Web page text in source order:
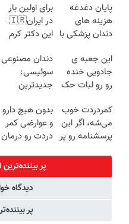
پایان دغدغه
هزینه های
دندان پزشکی با
کننده خانگی
برای اولین بار
در ایران🇮🇷
این دکتر کرم
روزه ساخت!
این جعبه ی
جادویی خنده
رو رو لبات حک
خرید40%تخفیف
دندان مصنوعی
سوئیسی:
جدیدترین
سبک و مقاوم |
پرداخت قسطی
کمردردت خوب
می‌شه، اگر این
پرسشنامه رو پر
بدون هیچ دارو
و عوارضی کمر
دردت رو درمان
(پرسش‌نامه)
پر بیننده‌ترین
دیدگاه
پر